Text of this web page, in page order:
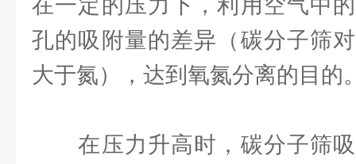
在一定的压力下，利用空气中
孔的吸附量的差异（碳分子筛
大于氮），达到氧氮分离的目的
在压力升高时，碳分子筛吸